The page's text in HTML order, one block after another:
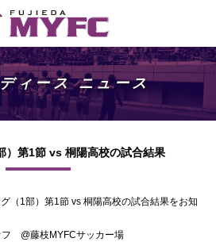
ィース ニュース
）第1節 vs 桐陽高校の試合結果
（1部）第1節 vs 桐陽高校の試合結果をお知
@藤枝MYFCサッカー場